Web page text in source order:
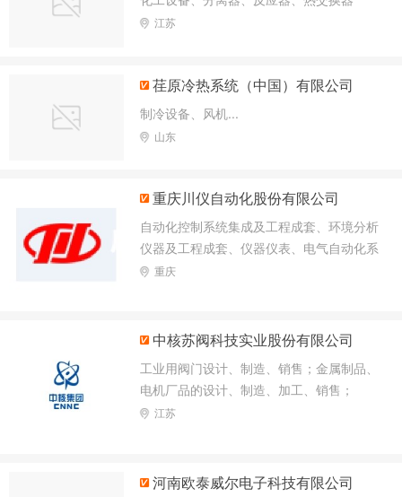
江苏
荏原冷热系统（中国）有限公司
制冷设备、风机...
山东
重庆川仪自动化股份有限公司
自动化控制系统集成及工程成套、环境分析
仪器及工程成套、仪器仪表、电气自动化系
统及装置、高低压电气设备、自动化仪器仪
配件的设计、制造、销售及其技术咨询服务
重庆
中核苏阀科技实业股份有限公司
工业用阀门设计、制造、销售；金属制品、
电机厂品的设计、制造、加工、销售；
江苏
河南欧泰威尔电子科技有限公司